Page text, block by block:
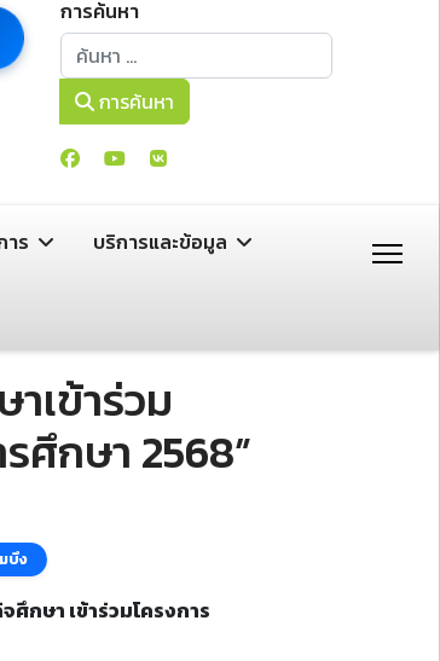
การค้นหา
การค้นหา
การค้นหา
าร บริการและข้อมูล
เข้าร่วม
ศึกษา 2568”
บึง
กษา เข้าร่วมโครงการ